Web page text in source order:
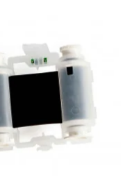
nhiệt HZSE
đúng chuẩn
So